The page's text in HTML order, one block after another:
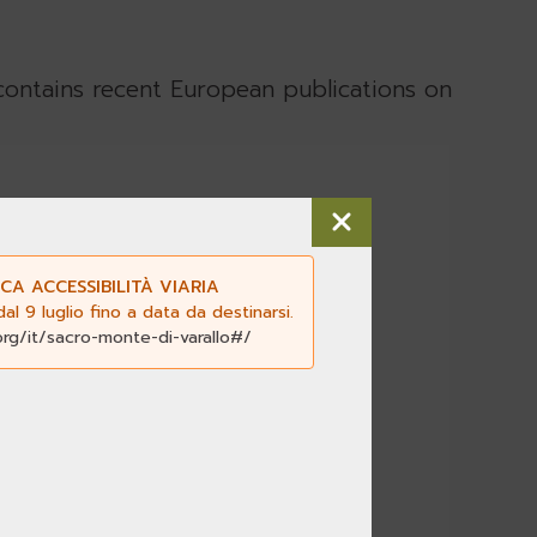
recent European publications on
Complexes
ACCESSIBILITÀ VIARIA
9 luglio fino a data da destinarsi.
it/sacro-monte-di-varallo#/